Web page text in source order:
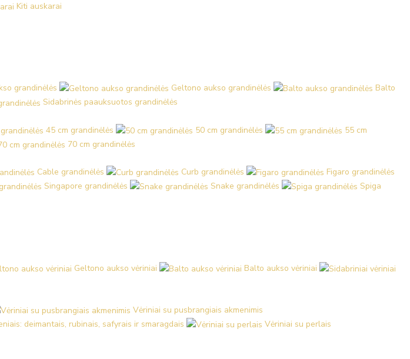
Kiti auskarai
grandinėlės Geltono aukso grandinėlės
Balto
Sidabrinės paauksuotos grandinėlės
45 cm grandinėlės 50 cm grandinėlės
55 cm
70 cm grandinėlės
Cable grandinėlės Curb grandinėlės
Figaro grandinėlės
Singapore grandinėlės Snake grandinėlės
Spiga
Geltono aukso vėriniai
Balto aukso vėriniai
Vėriniai su pusbrangiais akmenimis
deimantais, rubinais, safyrais ir smaragdais
Vėriniai su perlais